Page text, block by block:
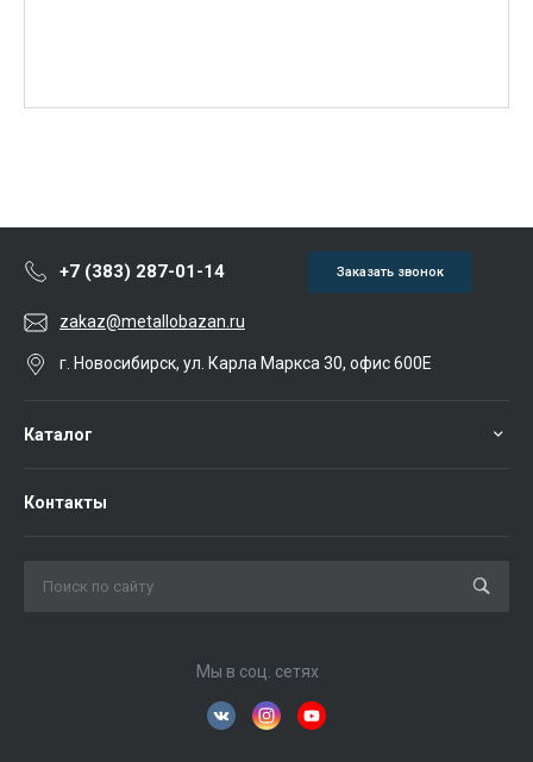
+7 (383) 287-01-14 Заказать звонок
zakaz@metallobazan.ru
г. Новосибирск, ул. Карла Маркса 30, офис 600Е
Каталог
Контакты
Мы в соц. сетях